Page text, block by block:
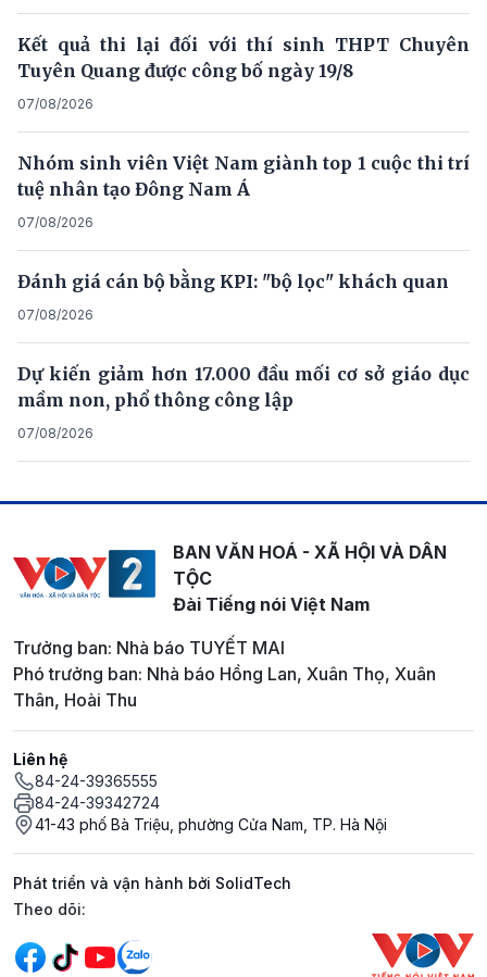
Kết quả thi lại đối với thí sinh THPT Chuyên
Tuyên Quang được công bố ngày 19/8
07/08/2026
Nhóm sinh viên Việt Nam giành top 1 cuộc thi trí
tuệ nhân tạo Đông Nam Á
07/08/2026
Đánh giá cán bộ bằng KPI: "bộ lọc" khách quan
07/08/2026
Dự kiến giảm hơn 17.000 đầu mối cơ sở giáo dục
mầm non, phổ thông công lập
07/08/2026
BAN VĂN HOÁ - XÃ HỘI VÀ DÂN
TỘC
Đài Tiếng nói Việt Nam
Trưởng ban: Nhà báo TUYẾT MAI
Phó trưởng ban: Nhà báo Hồng Lan, Xuân Thọ, Xuân
Thân, Hoài Thu
Liên hệ
84-24-39365555
84-24-39342724
41-43 phố Bà Triệu, phường Cửa Nam, TP. Hà Nội
Phát triển và vận hành bởi SolidTech
Mạng xã hội
Theo dõi: